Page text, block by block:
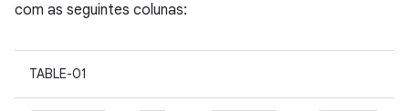
com as seguintes colunas:
TABLE-01